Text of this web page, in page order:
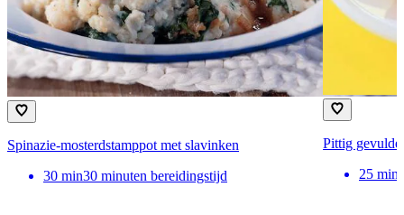
Spinazie-mosterdstamppot met slavinken
30 min30 minuten bereidingstijd
Pittig
25 min